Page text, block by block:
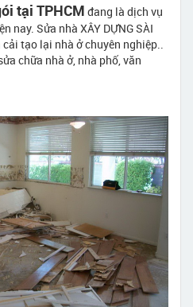
tại TPHCM đang là dịch vụ
nay. Sửa nhà XÂY DỰNG SÀI
tạo lại nhà ở chuyên nghiệp..
chữa nhà ở, nhà phố, văn